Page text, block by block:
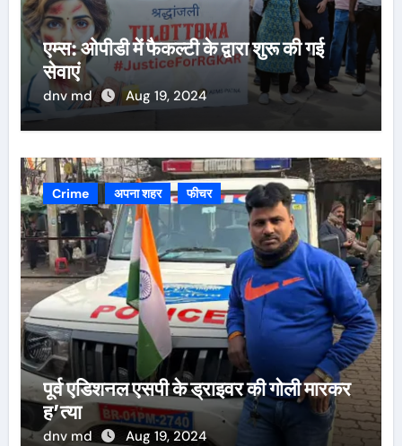
एम्स: ओपीडी में फैकल्टी के द्वारा शुरू की गई
सेवाएं
dnv md Aug 19, 2024
Crime अपना शहर फीचर
पूर्व एडिशनल एसपी के ड्राइवर की गोली मारकर
ह’त्या
dnv md Aug 19, 2024